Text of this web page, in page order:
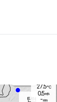
탄현
27.5℃
0.5m/s
-mm